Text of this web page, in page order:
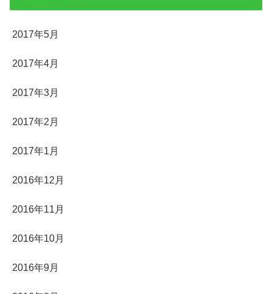
2017年5月
2017年4月
2017年3月
2017年2月
2017年1月
2016年12月
2016年11月
2016年10月
2016年9月